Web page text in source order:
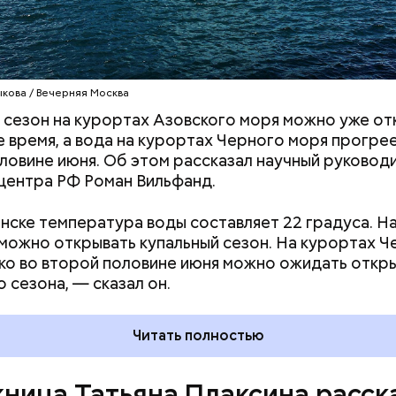
/ Вечерняя Москва
сезон на курортах Азовского моря можно уже
время, а вода на курортах Черного моря
июня. Об этом рассказал научный
РФ Роман Вильфанд.
температура воды составляет 22 градуса.
открывать купальный сезон. На курортах
во второй половине июня можно ожидать
сезона, — сказал он.
Читать полностью
Плаксина опубликовала в соцсетяхновое
Артемом Москвиным. На снимке 22-летний
девушку и целует ее в шею. Разница в
составляет 14 лет. Об их романе стало
пара впервые появилась вместе на светском
До этого королевы шансонаподдержала
дочери. Она положительно отозвалась о